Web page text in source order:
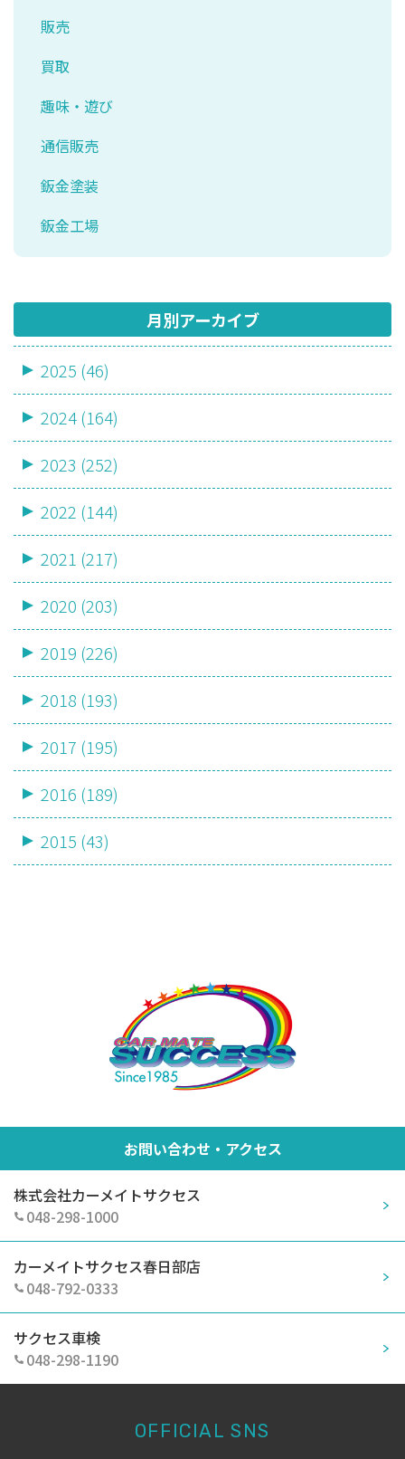
販売
買取
趣味・遊び
通信販売
鈑金塗装
鈑金工場
月別アーカイブ
2025 (46)
2024 (164)
2023 (252)
2022 (144)
2021 (217)
2020 (203)
2019 (226)
2018 (193)
2017 (195)
2016 (189)
2015 (43)
お問い合わせ・アクセス
株式会社カーメイトサクセス
048-298-1000
カーメイトサクセス春日部店
048-792-0333
サクセス車検
048-298-1190
OFFICIAL SNS